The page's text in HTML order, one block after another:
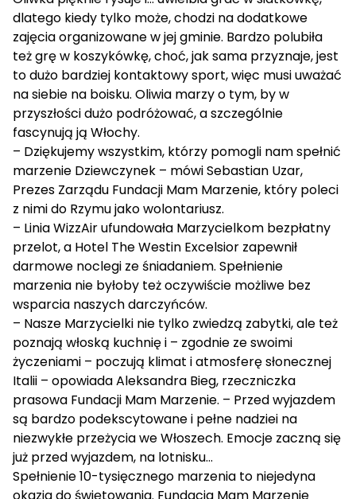
dlatego kiedy tylko może, chodzi na dodatkowe
zajęcia organizowane w jej gminie. Bardzo polubiła
też grę w koszykówkę, choć, jak sama przyznaje, jest
to dużo bardziej kontaktowy sport, więc musi uważać
na siebie na boisku. Oliwia marzy o tym, by w
przyszłości dużo podróżować, a szczególnie
fascynują ją Włochy.
– Dziękujemy wszystkim, którzy pomogli nam spełnić
marzenie Dziewczynek – mówi Sebastian Uzar,
Prezes Zarządu Fundacji Mam Marzenie, który poleci
z nimi do Rzymu jako wolontariusz.
– Linia WizzAir ufundowała Marzycielkom bezpłatny
przelot, a Hotel The Westin Excelsior zapewnił
darmowe noclegi ze śniadaniem. Spełnienie
marzenia nie byłoby też oczywiście możliwe bez
wsparcia naszych darczyńców.
– Nasze Marzycielki nie tylko zwiedzą zabytki, ale też
poznają włoską kuchnię i – zgodnie ze swoimi
życzeniami – poczują klimat i atmosferę słonecznej
Italii – opowiada Aleksandra Bieg, rzeczniczka
prasowa Fundacji Mam Marzenie. – Przed wyjazdem
są bardzo podekscytowane i pełne nadziei na
niezwykłe przeżycia we Włoszech. Emocje zaczną się
już przed wyjazdem, na lotnisku…
Spełnienie 10-tysięcznego marzenia to niejedyna